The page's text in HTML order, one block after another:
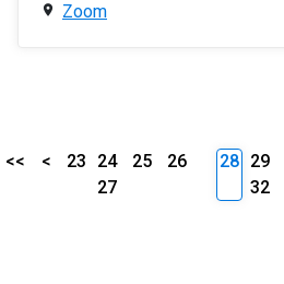
Zoom
<< < 23 24 25
26
27
28 29
32